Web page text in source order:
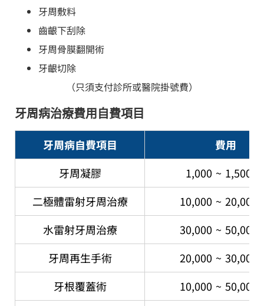
牙周敷料
齒齦下刮除
牙周骨膜翻開術
牙齦切除
（只須支付診所或醫院掛號費）
牙周病治療費用自費項目
牙周病自費項目
費用
牙周凝膠
1,000 ~ 1,500
二極體雷射牙周治療
10,000 ~ 20,000
水雷射牙周治療
30,000 ~ 50,000
牙周再生手術
20,000 ~ 30,000
牙根覆蓋術
10,000 ~ 50,000